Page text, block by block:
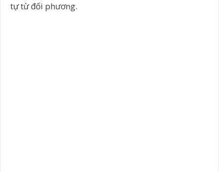
tự từ đối phương.